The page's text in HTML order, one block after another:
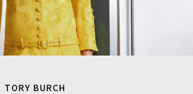
TORY BURCH